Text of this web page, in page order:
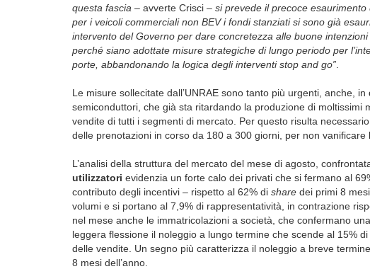
questa fascia – avverte Crisci – si prevede il precoce
per i veicoli commerciali non BEV i fondi stanziati si sono già
intervento del Governo per dare concretezza alle buone
perché siano adottate misure strategiche di lungo periodo per
porte, abbandonando la logica degli interventi stop and go”
Le misure sollecitate dall’UNRAE sono tanto più urgenti, anche,
semiconduttori, che già sta ritardando la produzione di moltissimi
vendite di tutti i segmenti di mercato. Per questo risulta
delle prenotazioni in corso da 180 a 300 giorni, per non vanificare
L’analisi della struttura del mercato del mese di agosto,
utilizzatori evidenzia un forte calo dei privati che si fermano al
contributo degli incentivi – rispetto al 62% di share dei primi 8
volumi e si portano al 7,9% di rappresentatività, in contrazione
nel mese anche le immatricolazioni a società, che confermano
leggera flessione il noleggio a lungo termine che scende al 15%
delle vendite. Un segno più caratterizza il noleggio a breve
8 mesi dell’anno.